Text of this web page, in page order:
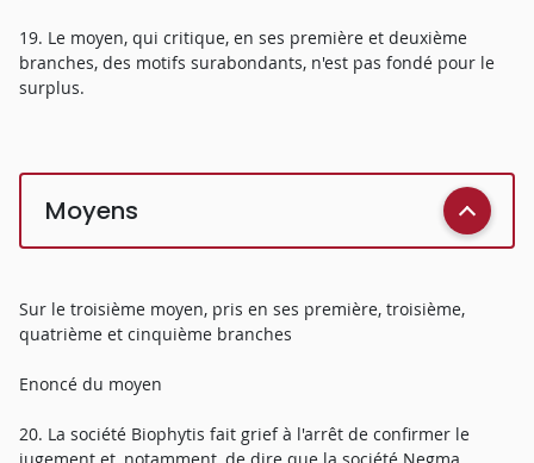
19. Le moyen, qui critique, en ses première et deuxième
branches, des motifs surabondants, n'est pas fondé pour le
surplus.
Moyens
Sur le troisième moyen, pris en ses première, troisième,
quatrième et cinquième branches
Enoncé du moyen
20. La société Biophytis fait grief à l'arrêt de confirmer le